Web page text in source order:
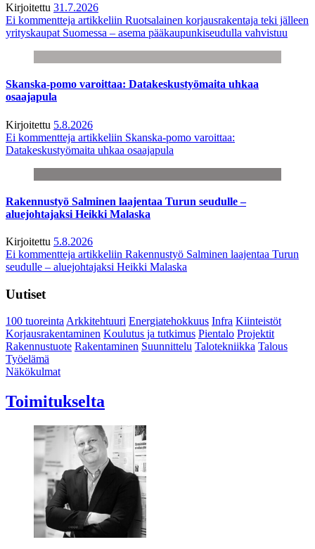
Kirjoitettu 31.7.2026
Ei kommentteja artikkeliin Ruotsalainen korjausrakentaja teki jälleen
yrityskaupat Suomessa – asema pääkaupunkiseudulla vahvistuu
Skanska-pomo varoittaa: Datakeskustyömaita uhkaa
osaajapula
Kirjoitettu 5.8.2026
Ei kommentteja artikkeliin Skanska-pomo varoittaa:
Datakeskustyömaita uhkaa osaajapula
Rakennustyö Salminen laajentaa Turun seudulle –
aluejohtajaksi Heikki Malaska
Kirjoitettu 5.8.2026
Ei kommentteja artikkeliin Rakennustyö Salminen laajentaa Turun
seudulle – aluejohtajaksi Heikki Malaska
Uutiset
100 tuoreintaArkkitehtuuri Energiatehokkuus Infra Kiinteistöt
Korjausrakentaminen Koulutus ja tutkimus Pientalo Projektit
Rakennustuote Rakentaminen Suunnittelu Talotekniikka Talous
Työelämä
Näkökulmat
Toimitukselta